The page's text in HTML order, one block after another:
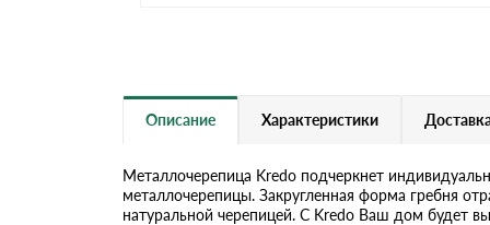
RAL 3003
RAL 6019 RAL 9003
Описание Характеристики
Металлочерепица Kredo подчеркнет
металлочерепицы. Закругленная форма гребня
натуральной черепицей. С Kredo Ваш дом будет